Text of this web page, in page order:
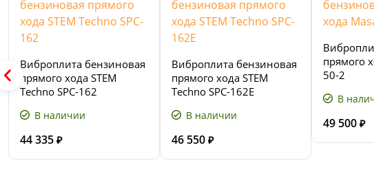
Виброплита бензиновая
прямого хода STEM
Techno SPC-162
В наличии
44 335 ₽
Виброплита бензиновая
прямого хода STEM
Techno SPC-162E
В наличии
46 550 ₽
прямого
50-2
В
49 500 ₽